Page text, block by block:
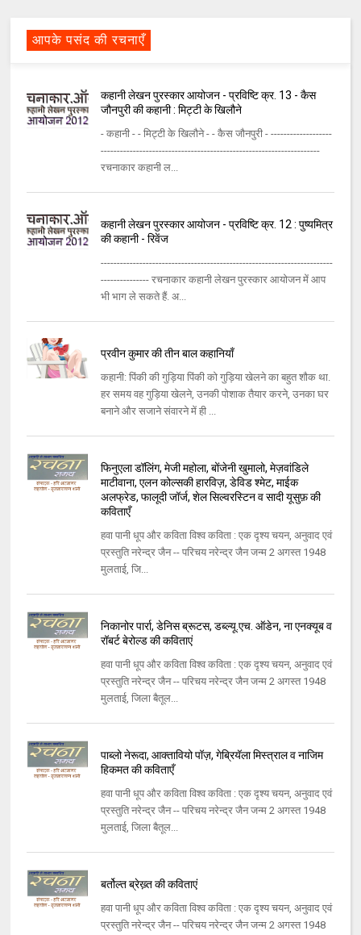
आपके पसंद की रचनाएँ
कहानी लेखन पुरस्कार आयोजन - प्रविष्टि क्र. 13 - कैस
जौनपुरी की कहानी : मिट्टी के खिलौने
- कहानी - - मिट्टी के खिलौने - - कैस जौनपुरी - -------------------
--------------------------------------------------------------------
रचनाकार कहानी ल...
कहानी लेखन पुरस्कार आयोजन - प्रविष्टि क्र. 12 : पुष्यमित्र
की कहानी - रिवेंज
------------------------------------------------------------------------
--------------- रचनाकार कहानी लेखन पुरस्कार आयोजन में आप
भी भाग ले सकते हैं. अ...
प्रवीन कुमार की तीन बाल कहानियाँ
कहानी: पिंकी की गुड़िया पिंकी को गुड़िया खेलने का बहुत शौक था.
हर समय वह गुड़िया खेलने, उनकी पोशाक तैयार करने, उनका घर
बनाने और सजाने संवारने में ही ...
फिनुएला डॉलिंग, मेजी महोला, बोंजेनी खुमालो, मेज़वांडिले
माटीवाना, एलन कोल्‍सकी हारविज़, डेविड श्‍मेट, माईक
अलफ्रेड, फालूदी जॉर्ज, शेल सिल्‍वरस्‍टिन व सादी यूसुफ़ की
कविताएँ
हवा पानी धूप और कविता विश्‍व कविता : एक दृश्‍य चयन, अनुवाद एवं
प्रस्‍तुति नरेन्‍द्र जैन -- परिचय नरेन्‍द्र जैन जन्‍म 2 अगस्‍त 1948
मुलताई, जि...
निकानोर पार्रा, डेनिस ब्रूटस, डब्‍ल्‍यू.एच. ऑडेन, ना एनक्‍यूब व
रॉबर्ट बेरोल्‍ड की कविताएं
हवा पानी धूप और कविता विश्‍व कविता : एक दृश्‍य चयन, अनुवाद एवं
प्रस्‍तुति नरेन्‍द्र जैन -- परिचय नरेन्‍द्र जैन जन्‍म 2 अगस्‍त 1948
मुलताई, जिला बैतूल...
पाब्लो नेरूदा, आक्तावियो पॉज़, गेब्रियॅला मिस्‍त्राल व नाजिम
हिकमत की कविताएँ
हवा पानी धूप और कविता विश्‍व कविता : एक दृश्‍य चयन, अनुवाद एवं
प्रस्‍तुति नरेन्‍द्र जैन -- परिचय नरेन्‍द्र जैन जन्‍म 2 अगस्‍त 1948
मुलताई, जिला बैतूल...
बर्तोल्त ब्रेख्‍़त की कविताएं
हवा पानी धूप और कविता विश्‍व कविता : एक दृश्‍य चयन, अनुवाद एवं
प्रस्‍तुति नरेन्‍द्र जैन -- परिचय नरेन्‍द्र जैन जन्‍म 2 अगस्‍त 1948